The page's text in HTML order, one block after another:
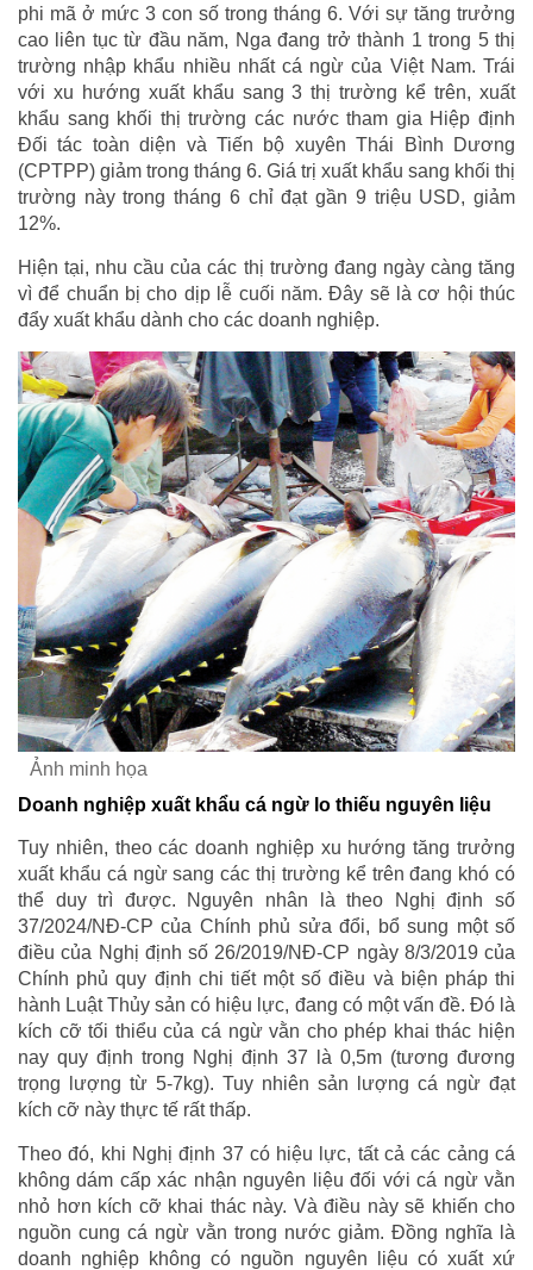
phi mã ở mức 3 con số trong tháng 6. Với sự tăng trưởng
cao liên tục từ đầu năm, Nga đang trở thành 1 trong 5 thị
trường nhập khẩu nhiều nhất cá ngừ của Việt Nam. Trái
với xu hướng xuất khẩu sang 3 thị trường kể trên, xuất
khẩu sang khối thị trường các nước tham gia Hiệp định
Đối tác toàn diện và Tiến bộ xuyên Thái Bình Dương
(CPTPP) giảm trong tháng 6. Giá trị xuất khẩu sang khối thị
trường này trong tháng 6 chỉ đạt gần 9 triệu USD, giảm
12%.
Hiện tại, nhu cầu của các thị trường đang ngày càng tăng
vì để chuẩn bị cho dịp lễ cuối năm. Đây sẽ là cơ hội thúc
đẩy xuất khẩu dành cho các doanh nghiệp.
Ảnh minh họa
Doanh nghiệp xuất khẩu cá ngừ lo thiếu nguyên liệu
Tuy nhiên, theo các doanh nghiệp xu hướng tăng trưởng
xuất khẩu cá ngừ sang các thị trường kể trên đang khó có
thể duy trì được. Nguyên nhân là theo Nghị định số
37/2024/NĐ-CP của Chính phủ sửa đổi, bổ sung một số
điều của Nghị định số 26/2019/NĐ-CP ngày 8/3/2019 của
Chính phủ quy định chi tiết một số điều và biện pháp thi
hành Luật Thủy sản có hiệu lực, đang có một vấn đề. Đó là
kích cỡ tối thiểu của cá ngừ vằn cho phép khai thác hiện
nay quy định trong Nghị định 37 là 0,5m (tương đương
trọng lượng từ 5-7kg). Tuy nhiên sản lượng cá ngừ đạt
kích cỡ này thực tế rất thấp.
Theo đó, khi Nghị định 37 có hiệu lực, tất cả các cảng cá
không dám cấp xác nhận nguyên liệu đối với cá ngừ vằn
nhỏ hơn kích cỡ khai thác này. Và điều này sẽ khiến cho
nguồn cung cá ngừ vằn trong nước giảm. Đồng nghĩa là
doanh nghiệp không có nguồn nguyên liệu có xuất xứ